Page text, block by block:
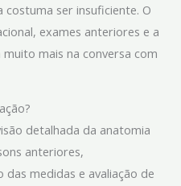
ser insuficiente. O
exames anteriores e a
mais na conversa com
detalhada da anatomia
anteriores,
medidas e avaliação de